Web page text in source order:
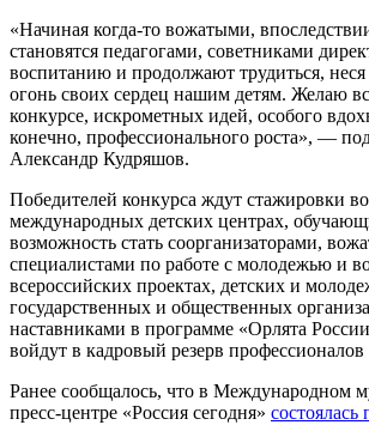
«Начиная когда-то вожатыми,
становятся педагогами, советниками
воспитанию и продолжают трудиться, неся
огонь своих сердец нашим детям. Желаю
конкурсе, искрометных идей, особого
конечно, профессионального роста», —
Александр Кудряшов.
Победителей конкурса ждут стажировки
международных детских центрах,
возможность стать соорганизаторами,
специалистами по работе с молодежью и
всероссийских проектах, детских и
государственных и общественных
наставниками в программе «Орлята
войдут в кадровый резерв
Ранее сообщалось, что в Международном
пресс-центре «Россия сегодня» состоялась